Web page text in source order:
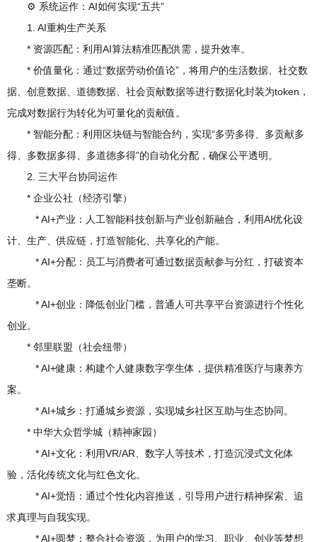
⚙️ 系统运作：AI如何实现“五共”
1. AI重构生产关系
* 资源匹配：利用AI算法精准匹配供需，提升效率。
* 价值量化：通过“数据劳动价值论”，将用户的生活数据、社交数
据、创意数据、道德数据、社会贡献数据等进行数据化封装为token，
完成对数据行为转化为可量化的贡献值。
* 智能分配：利用区块链与智能合约，实现“多劳多得、多贡献多
得、多数据多得、多道德多得”的自动化分配，确保公平透明。
2. 三大平台协同运作
* 企业公社（经济引擎）
* AI+产业：人工智能科技创新与产业创新融合，利用AI优化设
计、生产、供应链，打造智能化、共享化的产能。
* AI+分配：员工与消费者可通过数据贡献参与分红，打破资本
垄断。
* AI+创业：降低创业门槛，普通人可共享平台资源进行个性化
创业。
* 邻里联盟（社会纽带）
* AI+健康：构建个人健康数字孪生体，提供精准医疗与康养方
案。
* AI+城乡：打通城乡资源，实现城乡社区互助与生态协同。
* 中华大众哲学城（精神家园）
* AI+文化：利用VR/AR、数字人等技术，打造沉浸式文化体
验，活化传统文化与红色文化。
* AI+觉悟：通过个性化内容推送，引导用户进行精神探索、追
求真理与自我实现。
* AI+圆梦：整合社会资源，为用户的学习、职业、创业等梦想